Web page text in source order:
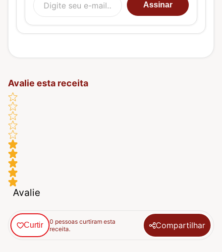
Assinar
Avalie esta receita
Avalie
Curtir
0 pessoas curtiram esta
receita.
Compartilhar